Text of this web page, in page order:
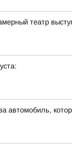
театр
автомобиль,